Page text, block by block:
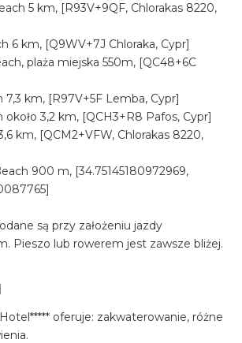
5 km, [R93V+9QF, Chlorakas 8220,
6 km, [Q9WV+7J Chloraka, Cypr]
plaża miejska 550m, [QC48+6C
7,3 km, [R97V+5F Lemba, Cypr]
około 3,2 km, [QCH3+R8 Pafos, Cypr]
km, [QCM2+VFW, Chlorakas 8220,
900 m, [34.75145180972969,
są przy założeniu jazdy
Pieszo lub rowerem jest zawsze bliżej.
oferuje: zakwaterowanie, różne